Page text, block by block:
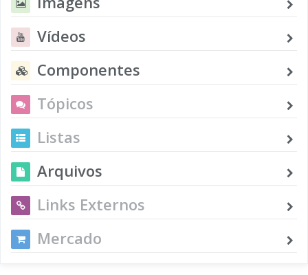
Vídeos
Componentes
Tópicos
Listas
Arquivos
Links Externos
Mercado